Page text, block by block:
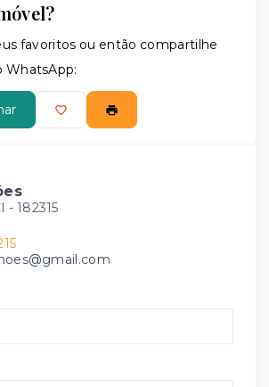
favoritos ou então compartilhe
WhatsApp:
- 182315